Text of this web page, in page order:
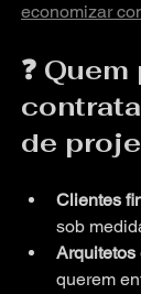
economizar
❓
de
Clientes
sob
Arquitetos
querem